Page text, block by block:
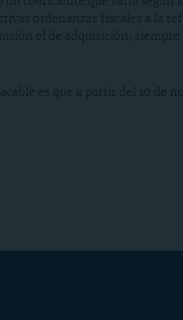
ordenanzas fiscales a la
el de adquisición,
es que a partir del 10 de